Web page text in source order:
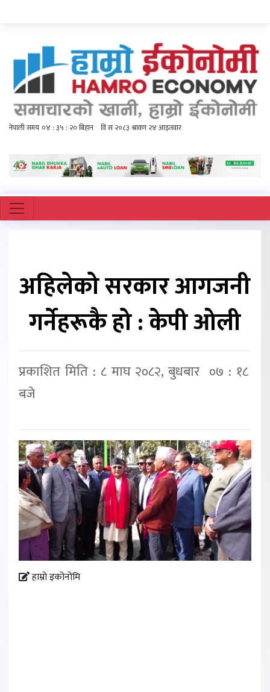
अहिलेको सरकार आगजनी
गर्नेहरूकै हो : केपी ओली
प्रकाशित मिति : ८ माघ २०८२, बुधबार ०७ : १८
बजे
हाम्रो इकोनोमि